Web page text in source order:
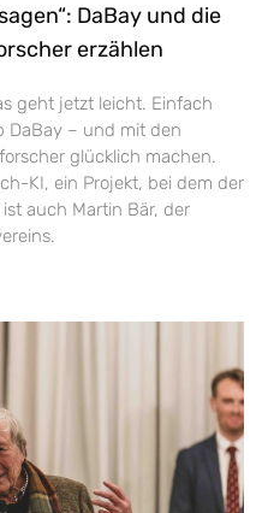
DaBay und die
erzählen
geht jetzt leicht. Einfach
DaBay – und mit den
glücklich machen.
KI, ein Projekt, bei dem der
auch Martin Bär, der